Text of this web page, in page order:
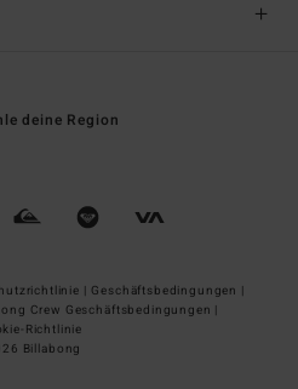
deine Region
| Geschäftsbedingungen |
Crew Geschäftsbedingungen |
Richtlinie
Billabong